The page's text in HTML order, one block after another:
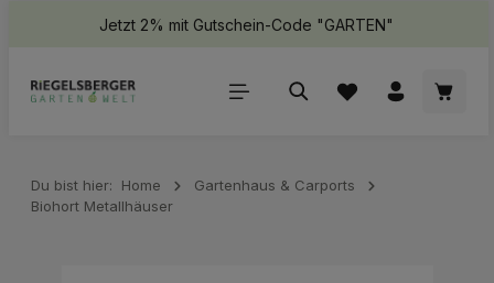
springenJetzt 2% mit Gutschein-Code "GARTEN"
Du bist hier: Home
Gartenhaus & Carports
Biohort Metallhäuser